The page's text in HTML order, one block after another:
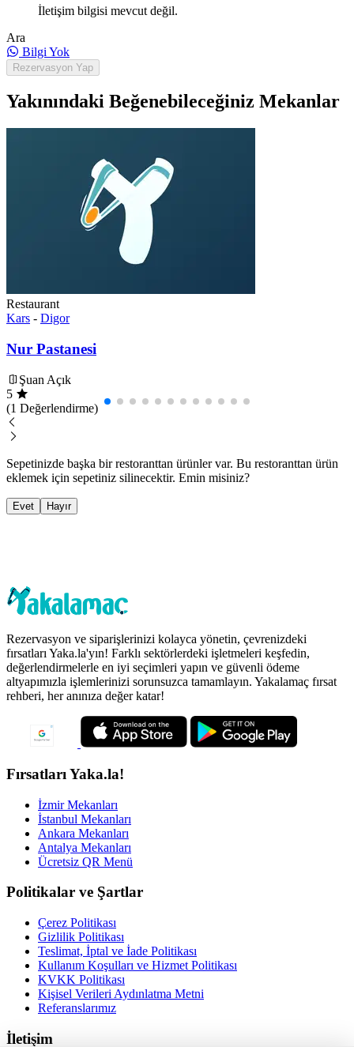
İletişim bilgisi mevcut değil.
Ara
Bilgi Yok
Rezervasyon Yap
Yakınındaki Beğenebileceğiniz Mekanlar
Restaurant
Kars - Digor
Nur Pastanesi
Şuan Açık
5
(1 Değerlendirme)
Sepetinizde başka bir restoranttan ürünler var. Bu restoranttan ürün
eklemek için sepetiniz silinecektir. Emin misiniz?
Evet Hayır
Rezervasyon ve siparişlerinizi kolayca yönetin, çevrenizdeki
fırsatları Yaka.la'yın! Farklı sektörlerdeki işletmeleri keşfedin,
değerlendirmelerle en iyi seçimleri yapın ve güvenli ödeme
altyapımızla işlemlerinizi sorunsuzca tamamlayın. Yakalamaç fırsat
rehberi, her anınıza değer katar!
Fırsatları Yaka.la!
İzmir Mekanları
İstanbul Mekanları
Ankara Mekanları
Antalya Mekanları
Ücretsiz QR Menü
Politikalar ve Şartlar
Çerez Politikası
Gizlilik Politikası
Teslimat, İptal ve İade Politikası
Kullanım Koşulları ve Hizmet Politikası
KVKK Politikası
Kişisel Verileri Aydınlatma Metni
Referanslarımız
İletişim